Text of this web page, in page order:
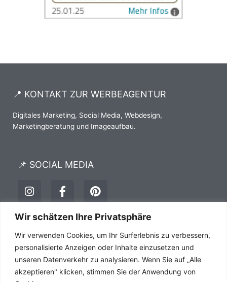
Wir schätzen Ihre Privatsphäre
Wir verwenden Cookies, um Ihr Surferlebnis zu verbessern,
personalisierte Anzeigen oder Inhalte einzusetzen und
unseren Datenverkehr zu analysieren. Wenn Sie auf „Alle
akzeptieren" klicken, stimmen Sie der Anwendung von
📍 KONTAKT ZUR WERBEAGENTUR
Digitales Marketing, Social Media, Webdesign,
Marketingberatung und Imageaufbau.
📌 SOCIAL MEDIA
I
n
s
t
g
r
a
m
F
a
c
e
o
o
k
-
P
i
n
t
r
e
s
t